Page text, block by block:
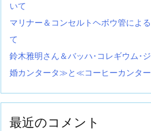
いて
マリナー＆コンセルトヘボウ管に
て
鈴木雅明さん＆バッハ･コレギウム･
婚カンタータ≫と≪コーヒーカンタ
最近のコメント